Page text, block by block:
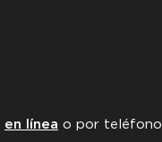
en línea o por teléfono